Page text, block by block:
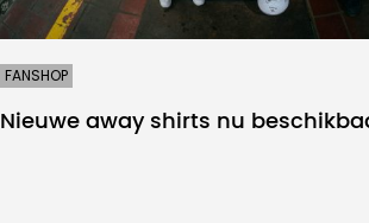
FANSHOP
Nieuwe away shirts nu